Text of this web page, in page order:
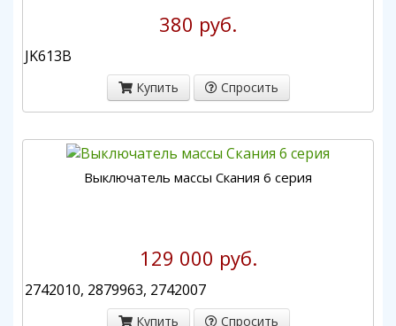
380 руб.
JK613B
Купить Спросить
Выключатель массы Скания 6 серия
129 000 руб.
2742010, 2879963, 2742007
Купить Спросить